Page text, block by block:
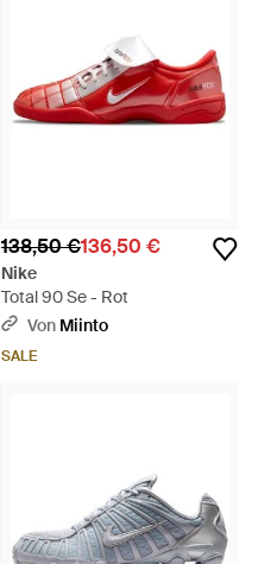
138,50 €136,50 €
Nike
Total 90 Se - Rot
Von Miinto
SALE